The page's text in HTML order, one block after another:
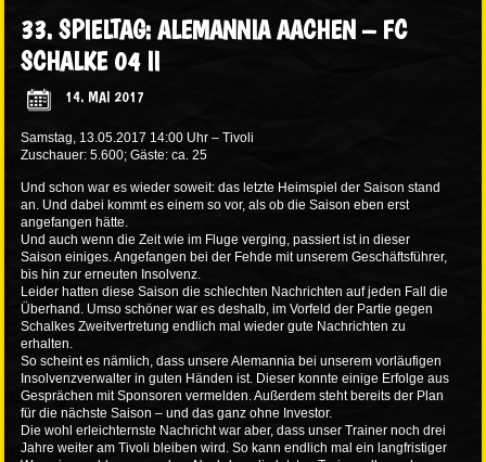
33. SPIELTAG: ALEMANNIA AACHEN – FC
SCHALKE 04 II
14. MAI 2017
Samstag, 13.05.2017 14:00 Uhr – Tivoli
Zuschauer: 5.600; Gäste: ca. 25
Und schon war es wieder soweit: das letzte Heimspiel der Saison stand
an. Und dabei kommt es einem so vor, als ob die Saison eben erst
angefangen hätte.
Und auch wenn die Zeit wie im Fluge verging, passiert ist in dieser
Saison einiges. Angefangen bei der Fehde mit unserem Geschäftsführer,
bis hin zur erneuten Insolvenz.
Leider hatten diese Saison die schlechten Nachrichten auf jeden Fall die
Überhand. Umso schöner war es deshalb, im Vorfeld der Partie gegen
Schalkes Zweitvertretung endlich mal wieder gute Nachrichten zu
erhalten.
So scheint es nämlich, dass unsere Alemannia bei unserem vorläufigen
Insolvenzverwalter in guten Händen ist. Dieser konnte einige Erfolge aus
Gesprächen mit Sponsoren vermelden. Außerdem steht bereits der Plan
für die nächste Saison – und das ganz ohne Investor.
Die wohl erleichternste Nachricht war aber, dass unser Trainer noch drei
Jahre weiter am Tivoli bleiben wird. So kann endlich mal ein langfristiger